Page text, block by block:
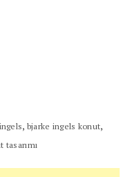
, bjarke ingels konut,
tasarımı